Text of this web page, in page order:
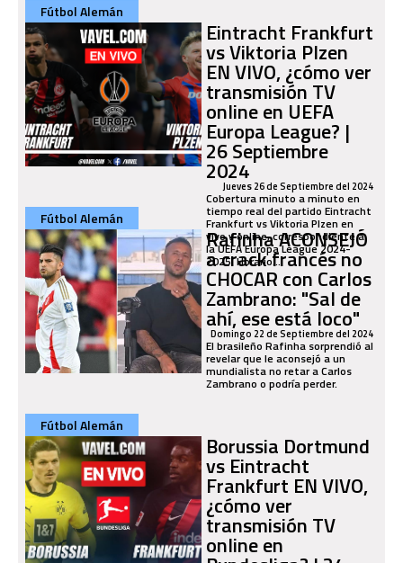
Fútbol Alemán
Eintracht Frankfurt
vs Viktoria Plzen
EN VIVO, ¿cómo ver
transmisión TV
online en UEFA
Europa League? |
26 Septiembre
2024
Jueves 26 de Septiembre del 2024
Cobertura minuto a minuto en
tiempo real del partido Eintracht
Frankfurt vs Viktoria Plzen en
vivo y online, correspondiente a
la UEFA Europa League 2024-
2025. Horario...
Fútbol Alemán
Rafinha ACONSEJÓ
a crack francés no
CHOCAR con Carlos
Zambrano: "Sal de
ahí, ese está loco"
Domingo 22 de Septiembre del 2024
El brasileño Rafinha sorprendió al
revelar que le aconsejó a un
mundialista no retar a Carlos
Zambrano o podría perder.
Fútbol Alemán
Borussia Dortmund
vs Eintracht
Frankfurt EN VIVO,
¿cómo ver
transmisión TV
online en